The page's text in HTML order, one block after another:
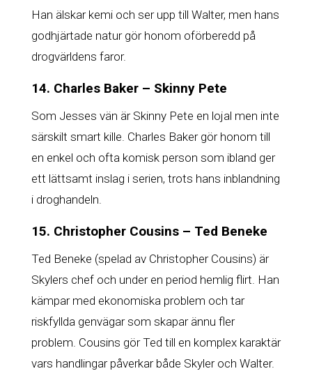
Han älskar kemi och ser upp till Walter, men hans
godhjärtade natur gör honom oförberedd på
drogvärldens faror.
14. Charles Baker – Skinny Pete
Som Jesses vän är Skinny Pete en lojal men inte
särskilt smart kille. Charles Baker gör honom till
en enkel och ofta komisk person som ibland ger
ett lättsamt inslag i serien, trots hans inblandning
i droghandeln.
15. Christopher Cousins – Ted Beneke
Ted Beneke (spelad av Christopher Cousins) är
Skylers chef och under en period hemlig flirt. Han
kämpar med ekonomiska problem och tar
riskfyllda genvägar som skapar ännu fler
problem. Cousins gör Ted till en komplex karaktär
vars handlingar påverkar både Skyler och Walter.